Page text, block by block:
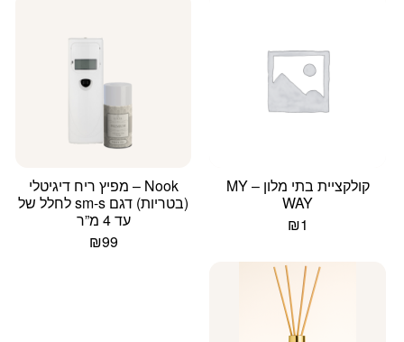
קולקציית בתי מלון – MY
WAY
₪1
Nook – מפיץ ריח דיגיטלי
(בטריות) דגם sm-s לחלל של
עד 4 מ”ר
₪99